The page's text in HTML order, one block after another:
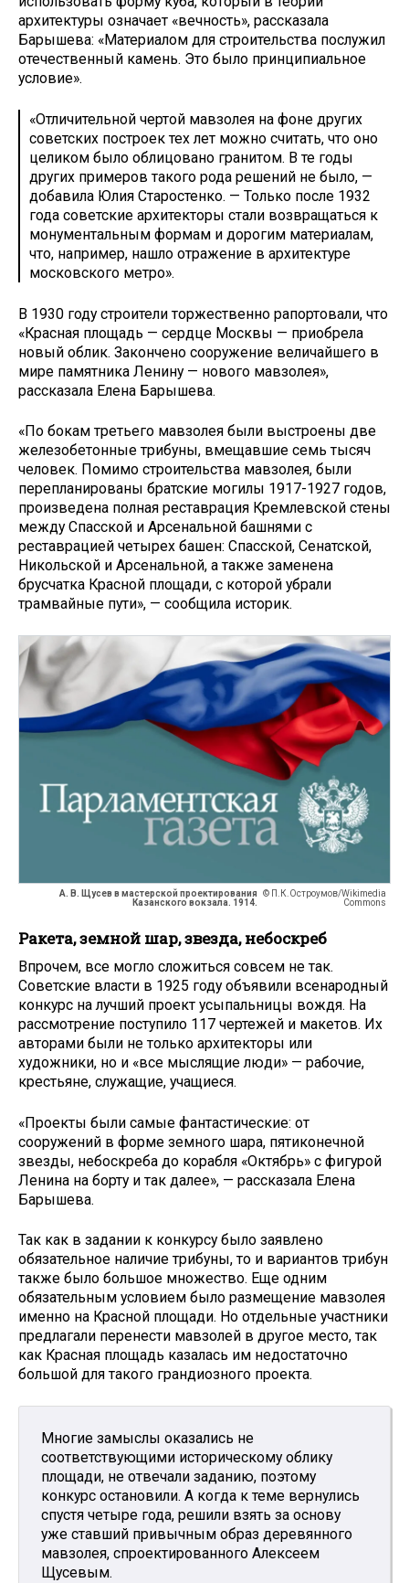
архитектуры означает «вечность», рассказала
Барышева: «Материалом для строительства послужил
отечественный камень. Это было принципиальное
условие».
«Отличительной чертой мавзолея на фоне других
советских построек тех лет можно считать, что оно
целиком было облицовано гранитом. В те годы
других примеров такого рода решений не было, —
добавила Юлия Старостенко. — Только после 1932
года советские архитекторы стали возвращаться к
монументальным формам и дорогим материалам,
что, например, нашло отражение в архитектуре
московского метро».
В 1930 году строители торжественно рапортовали, что
«Красная площадь — сердце Москвы — приобрела
новый облик. Закончено сооружение величайшего в
мире памятника Ленину — нового мавзолея»,
рассказала Елена Барышева.
«По бокам третьего мавзолея были выстроены две
железобетонные трибуны, вмещавшие семь тысяч
человек. Помимо строительства мавзолея, были
перепланированы братские могилы 1917-1927 годов,
произведена полная реставрация Кремлевской стены
между Спасской и Арсенальной башнями с
реставрацией четырех башен: Спасской, Сенатской,
Никольской и Арсенальной, а также заменена
брусчатка Красной площади, с которой убрали
трамвайные пути», — сообщила историк.
А. В. Щусев в мастерской проектирования
Казанского вокзала. 1914.
© П.К.Остроумов/Wikimedia
Commons
Ракета, земной шар, звезда, небоскреб
Впрочем, все могло сложиться совсем не так.
Советские власти в 1925 году объявили всенародный
конкурс на лучший проект усыпальницы вождя. На
рассмотрение поступило 117 чертежей и макетов. Их
авторами были не только архитекторы или
художники, но и «все мыслящие люди» — рабочие,
крестьяне, служащие, учащиеся.
«Проекты были самые фантастические: от
сооружений в форме земного шара, пятиконечной
звезды, небоскреба до корабля «Октябрь» с фигурой
Ленина на борту и так далее», — рассказала Елена
Барышева.
Так как в задании к конкурсу было заявлено
обязательное наличие трибуны, то и вариантов трибун
также было большое множество. Еще одним
обязательным условием было размещение мавзолея
именно на Красной площади. Но отдельные участники
предлагали перенести мавзолей в другое место, так
как Красная площадь казалась им недостаточно
большой для такого грандиозного проекта.
Многие замыслы оказались не
соответствующими историческому облику
площади, не отвечали заданию, поэтому
конкурс остановили. А когда к теме вернулись
спустя четыре года, решили взять за основу
уже ставший привычным образ деревянного
мавзолея, спроектированного Алексеем
Щусевым.